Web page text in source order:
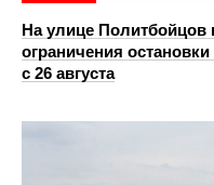
На улице Политбойцов
ограничения
с 26 августа